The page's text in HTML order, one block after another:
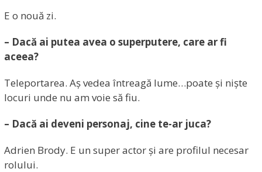
E o nouă zi.
– Dacă ai putea avea o superputere, care ar fi
aceea?
Teleportarea. Aș vedea întreagă lume…poate și niște
locuri unde nu am voie să fiu.
– Dacă ai deveni personaj, cine te-ar juca?
Adrien Brody. E un super actor și are profilul necesar
rolului.